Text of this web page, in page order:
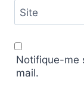
Site
Notifique-me
mail.